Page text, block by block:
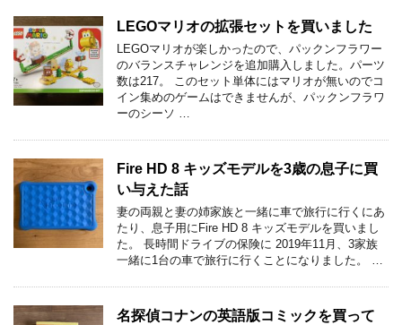
LEGOマリオの拡張セットを買いました
LEGOマリオが楽しかったので、パックンフラワー
のバランスチャレンジを追加購入しました。パーツ
数は217。 このセット単体にはマリオが無いのでコ
イン集めのゲームはできませんが、パックンフラワ
ーのシーソ …
Fire HD 8 キッズモデルを3歳の息子に買
い与えた話
妻の両親と妻の姉家族と一緒に車で旅行に行くにあ
たり、息子用にFire HD 8 キッズモデルを買いまし
た。 長時間ドライブの保険に 2019年11月、3家族
一緒に1台の車で旅行に行くことになりました。 …
名探偵コナンの英語版コミックを買って